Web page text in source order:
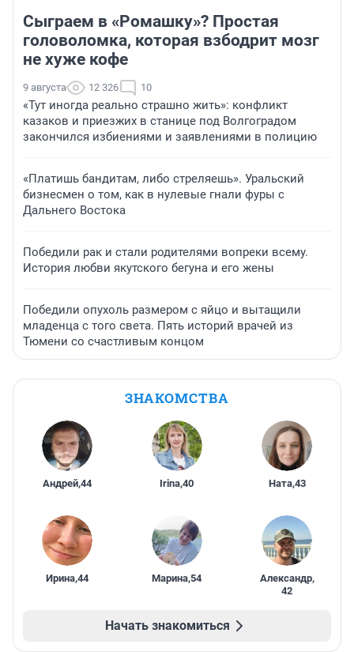
Сыграем в «Ромашку»? Простая
головоломка, которая взбодрит мозг
не хуже кофе
9 августа 12 326 10
«Тут иногда реально страшно жить»: конфликт
казаков и приезжих в станице под Волгоградом
закончился избиениями и заявлениями в полицию
«Платишь бандитам, либо стреляешь». Уральский
бизнесмен о том, как в нулевые гнали фуры с
Дальнего Востока
Победили рак и стали родителями вопреки всему.
История любви якутского бегуна и его жены
Победили опухоль размером с яйцо и вытащили
младенца с того света. Пять историй врачей из
Тюмени со счастливым концом
ЗНАКОМСТВА
Андрей,44 Irina,40 Ната,43
Ирина,44 Марина,54 Александр,
42
Начать знакомиться